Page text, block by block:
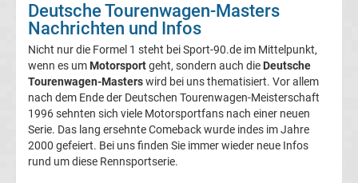
3.
Liga
Ergebnisse
3.
Deutsche Tourenwagen-Masters
Nachrichten und Infos
Nicht nur die Formel 1 steht bei Sport-90.de im Mittelpunkt,
wenn es um Motorsportgeht, sondern auch die Deutsche
Tourenwagen-Masterswird bei uns thematisiert. Vor allem
nach dem Ende der Deutschen Tourenwagen-Meisterschaft
1996 sehnten sich viele Motorsportfans nach einer neuen
Serie. Das lang ersehnte Comeback wurde indes im Jahre
2000 gefeiert. Bei uns finden Sie immer wieder neue Infos
rund um diese Rennsportserie.